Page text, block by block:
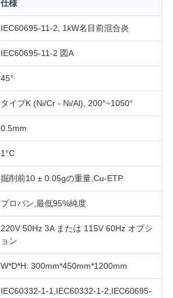
仕様
IEC60695-11-2, 1kW名目前混合炎
IEC60695-11-2 図A
45°
タイプK (Ni/Cr - Ni/Al), 200°~1050°
0.5mm
1°C
掘削前10 ± 0.05gの重量,Cu-ETP
プロパン,最低95%純度
220V 50Hz 3A または 115V 60Hz オプシ
ョン
W*D*H: 300mm*450mm*1200mm
IEC60332-1-1,IEC60332-1-2,IEC60695-